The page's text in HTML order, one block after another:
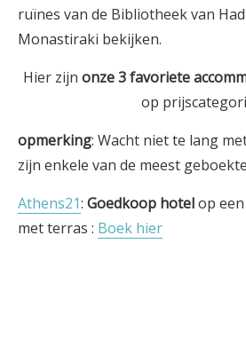
ruïnes van de Bibliotheek van
Monastiraki bekijken.
Hier zijn onze 3favoriete
op
opmerking: Wacht niet te lang
zijn enkele van de meest
Athens21: Goedkoop hotelop
met terras : Boek hier